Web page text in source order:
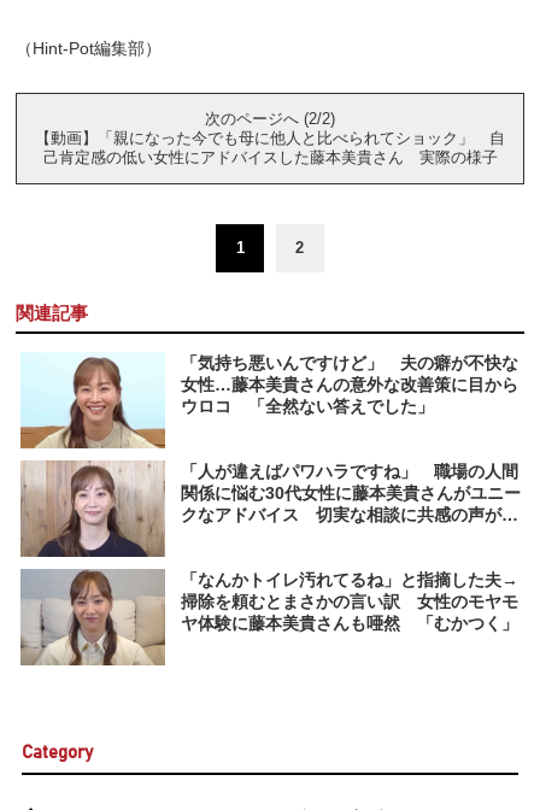
（Hint-Pot編集部）
次のページへ (2/2)
【動画】「親になった今でも母に他人と比べられてショック」 自
己肯定感の低い女性にアドバイスした藤本美貴さん 実際の様子
1 2
関連記事
「気持ち悪いんですけど」 夫の癖が不快な
女性…藤本美貴さんの意外な改善策に目から
ウロコ 「全然ない答えでした」
「人が違えばパワハラですね」 職場の人間
関係に悩む30代女性に藤本美貴さんがユニー
クなアドバイス 切実な相談に共感の声が
「なんかトイレ汚れてるね」と指摘した夫→
掃除を頼むとまさかの言い訳 女性のモヤモ
ヤ体験に藤本美貴さんも唖然 「むかつく」
Category